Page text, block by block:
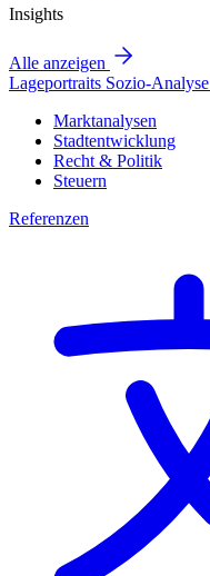
Insights
Alle anzeigen
Lageportraits Sozio-Analyse
Marktanalysen
Stadtentwicklung
Recht & Politik
Steuern
Referenzen